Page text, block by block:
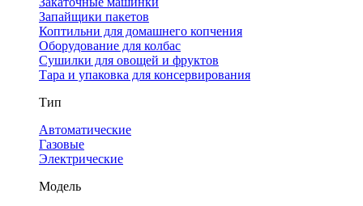
Запайщики пакетов
Коптильни для домашнего копчения
Оборудование для колбас
Сушилки для овощей и фруктов
Тара и упаковка для консервирования
Тип
Автоматические
Газовые
Электрические
Модель